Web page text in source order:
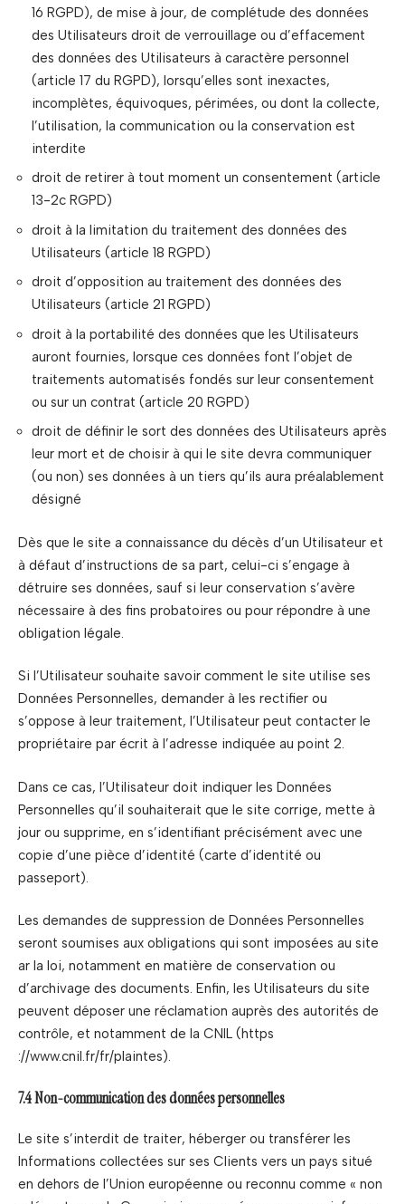
16 RGPD), de mise à jour, de complétude des données
des Utilisateurs droit de verrouillage ou d’effacement
des données des Utilisateurs à caractère personnel
(article 17 du RGPD), lorsqu’elles sont inexactes,
incomplètes, équivoques, périmées, ou dont la collecte,
l’utilisation, la communication ou la conservation est
interdite
droit de retirer à tout moment un consentement (article
13-2c RGPD)
droit à la limitation du traitement des données des
Utilisateurs (article 18 RGPD)
droit d’opposition au traitement des données des
Utilisateurs (article 21 RGPD)
droit à la portabilité des données que les Utilisateurs
auront fournies, lorsque ces données font l’objet de
traitements automatisés fondés sur leur consentement
ou sur un contrat (article 20 RGPD)
droit de définir le sort des données des Utilisateurs après
leur mort et de choisir à qui le site devra communiquer
(ou non) ses données à un tiers qu’ils aura préalablement
désigné
Dès que le site a connaissance du décès d’un Utilisateur et
à défaut d’instructions de sa part, celui-ci s’engage à
détruire ses données, sauf si leur conservation s’avère
nécessaire à des fins probatoires ou pour répondre à une
obligation légale.
Si l’Utilisateur souhaite savoir comment le site utilise ses
Données Personnelles, demander à les rectifier ou
s’oppose à leur traitement, l’Utilisateur peut contacter le
propriétaire par écrit à l’adresse indiquée au point 2.
Dans ce cas, l’Utilisateur doit indiquer les Données
Personnelles qu’il souhaiterait que le site corrige, mette à
jour ou supprime, en s’identifiant précisément avec une
copie d’une pièce d’identité (carte d’identité ou
passeport).
Les demandes de suppression de Données Personnelles
seront soumises aux obligations qui sont imposées au site
ar la loi, notamment en matière de conservation ou
d’archivage des documents. Enfin, les Utilisateurs du site
peuvent déposer une réclamation auprès des autorités de
contrôle, et notamment de la CNIL (https
://www.cnil.fr/fr/plaintes).
7.4 Non-communication des données personnelles
Le site s’interdit de traiter, héberger ou transférer les
Informations collectées sur ses Clients vers un pays situé
en dehors de l’Union européenne ou reconnu comme « non